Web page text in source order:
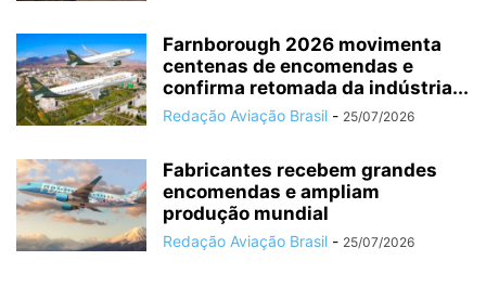
Farnborough 2026 movimenta
centenas de encomendas e
confirma retomada da indústria...
Redação Aviação Brasil - 25/07/2026
Fabricantes recebem grandes
encomendas e ampliam
produção mundial
Redação Aviação Brasil - 25/07/2026